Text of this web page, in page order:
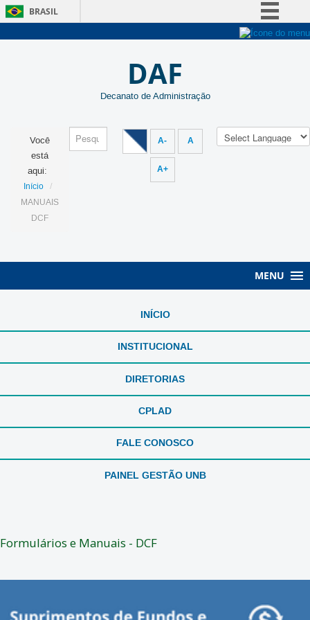
BRASIL
Simplifique!
Acesso à informação
Canais
Graduação
Pós-Graduação
DAF
Decanato de Administração
Você
está
aqui:
Início /
MANUAIS
DCF
A- A
A+
MENU
INÍCIO
INSTITUCIONAL
DIRETORIAS
CPLAD
FALE CONOSCO
PAINEL GESTÃO UNB
Formulários e Manuais - DCF